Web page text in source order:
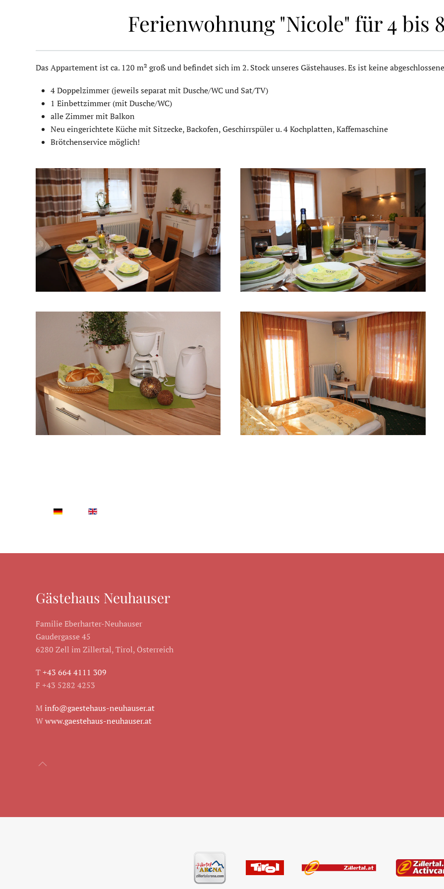
Ferienwohnung "Nicole" für 4 bis
Das Appartement ist ca. 120 m² groß und befindet sich im 2. Stock unseres Gästehauses. Es ist keine
4 Doppelzimmer (jeweils separat mit Dusche/WC und Sat/TV)
1 Einbettzimmer (mit Dusche/WC)
alle Zimmer mit Balkon
Neu eingerichtete Küche mit Sitzecke, Backofen, Geschirrspüler u. 4 Kochplatten, Kaffemaschine
Brötchenservice möglich!
Gästehaus Neuhauser
Familie Eberharter-Neuhauser
Gaudergasse 45
6280 Zell im Zillertal, Tirol, Österreich
T+43 664 4111 309
F +43 5282 4253
Minfo@gaestehaus-neuhauser.at
Wwww.gaestehaus-neuhauser.at